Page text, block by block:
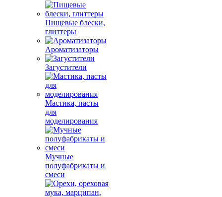
Пищевые блески,
глиттеры
Ароматизаторы
Загустители
Мастика, пасты
для
моделирования
Мучные
полуфабрикаты и
смеси